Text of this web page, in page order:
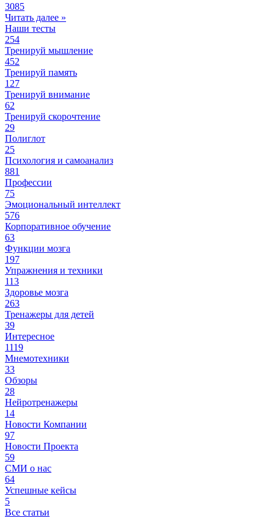
3085
Читать далее »
Наши тесты
254
Тренируй мышление
452
Тренируй память
127
Тренируй внимание
62
Тренируй скорочтение
29
Полиглот
25
Психология и самоанализ
881
Профессии
75
Эмоциональный интеллект
576
Корпоративное обучение
63
Функции мозга
197
Упражнения и техники
113
Здоровье мозга
263
Тренажеры для детей
39
Интересное
1119
Мнемотехники
33
Обзоры
28
Нейротренажеры
14
Новости Компании
97
Новости Проекта
59
СМИ о нас
64
Успешные кейсы
5
Все статьи